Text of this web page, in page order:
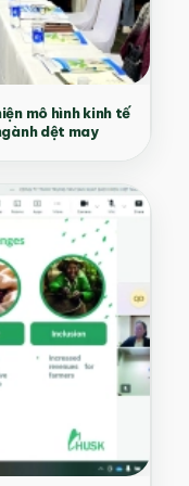
mô hình kinh tế
dệt may